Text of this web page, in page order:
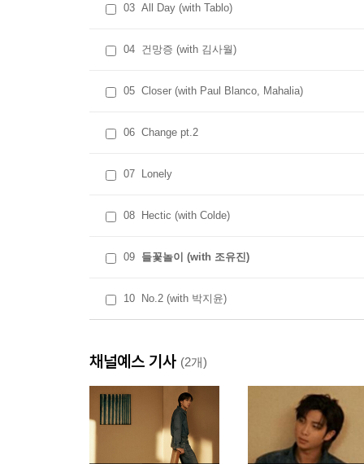
03 All Day (with Tablo)
04 건망증 (with 김사월)
05 Closer (with Paul Blanco, Mahalia)
06 Change pt.2
07 Lonely
08 Hectic (with Colde)
09 들꽃놀이 (with 조유진)
10 No.2 (with 박지윤)
채널예스 기사 (2개)